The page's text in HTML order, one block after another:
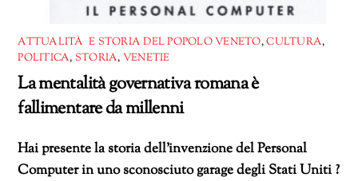
ATTUALITÀ E STORIA DEL POPOLO VENETO,CULTURA,
POLITICA, STORIA, VENETIE
La mentalità governativa romana è
fallimentare da millenni
Hai presente la storia dell’invenzione del Personal
Computer in uno sconosciuto garage degli Stati Uniti ?